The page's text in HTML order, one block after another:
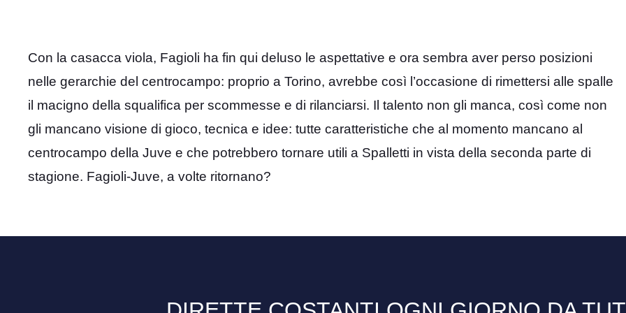
Con la casacca viola, Fagioli ha fin qui deluso le aspettative e ora sembra aver perso posizioni
nelle gerarchie del centrocampo: proprio a Torino, avrebbe così l’occasione di rimettersi alle spalle
il macigno della squalifica per scommesse e di rilanciarsi. Il talento non gli manca, così come non
gli mancano visione di gioco, tecnica e idee: tutte caratteristiche che al momento mancano al
centrocampo della Juve e che potrebbero tornare utili a Spalletti in vista della seconda parte di
stagione. Fagioli-Juve, a volte ritornano?